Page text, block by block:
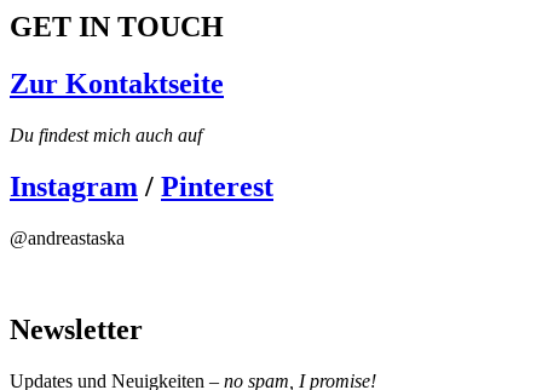
GET IN TOUCH
Zur Kontaktseite
Du findest mich auch auf
Instagram / Pinterest
@andreastaska
Newsletter
Updates und Neuigkeiten – no spam, I promise!